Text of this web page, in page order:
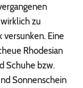
zu
versunken. Eine
Rhodesian
Schuhe bzw.
Sonnenschein